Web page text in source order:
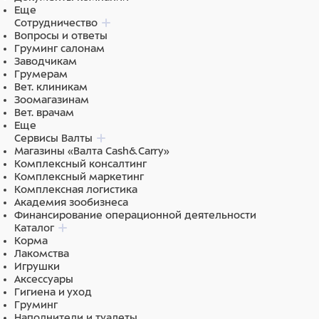
Еще
Сотрудничество
Вопросы и ответы
Груминг салонам
Заводчикам
Грумерам
Вет. клиникам
Зоомагазинам
Вет. врачам
Еще
Сервисы Валты
Магазины «Валта Cash&Carry»
Комплексный консалтинг
Комплексный маркетинг
Комплексная логистика
Академия зообизнеса
Финансирование операционной деятельности
Каталог
Корма
Лакомства
Игрушки
Аксессуары
Гигиена и уход
Груминг